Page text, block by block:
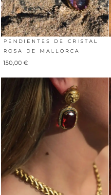
PENDIENTES DE CRISTAL
ROSA DE MALLORCA
150,00 €